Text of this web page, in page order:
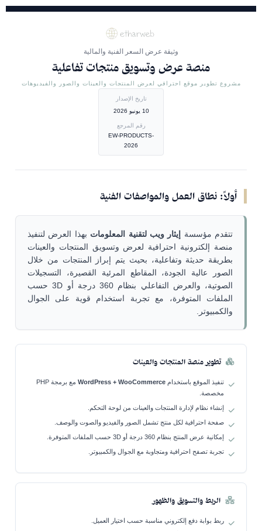
وثيقة عرض السعر الفنية والمالية
منصة عرض وتسويق منتجات تفاعلية
مشروع تطوير موقع احترافي لعرض المنتجات والعينات والصور والفيديوهات
تاريخ الإصدار
10 يونيو 2026
رقم المرجع
EW-PRODUCTS-
2026
أولاً: نطاق العمل والمواصفات الفنية
تتقدم مؤسسة إيثار ويب لتقنية المعلومات بهذا العرض لتنفيذ
منصة إلكترونية احترافية لعرض وتسويق المنتجات والعينات
بطريقة حديثة وتفاعلية، بحيث يتم إبراز المنتجات من خلال
الصور عالية الجودة، المقاطع المرئية القصيرة، التسجيلات
الصوتية، والعرض التفاعلي بنظام 360 درجة أو 3D حسب
الملفات المتوفرة، مع تجربة استخدام قوية على الجوال
والكمبيوتر.
تطوير منصة المنتجات والعينات
تنفيذ الموقع باستخدام WordPress + WooCommerce
مع برمجة PHP
مخصصة.
إنشاء نظام لإدارة المنتجات والعينات من لوحة التحكم.
صفحة احترافية لكل منتج تشمل الصور والفيديو والصوت والوصف.
إمكانية عرض المنتج بنظام 360 درجة أو 3D حسب الملفات المتوفرة.
تجربة تصفح احترافية ومتجاوبة مع الجوال والكمبيوتر.
الربط والتسويق والظهور
ربط بوابة دفع إلكتروني مناسبة حسب اختيار العميل.